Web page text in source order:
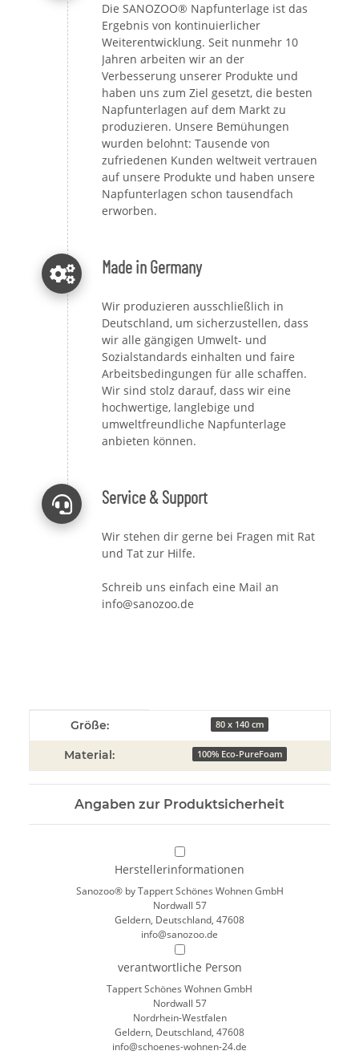
Die SANOZOO® Napfunterlage ist das
Ergebnis von kontinuierlicher
Weiterentwicklung. Seit nunmehr 10
Jahren arbeiten wir an der
Verbesserung unserer Produkte und
haben uns zum Ziel gesetzt, die besten
Napfunterlagen auf dem Markt zu
produzieren. Unsere Bemühungen
wurden belohnt: Tausende von
zufriedenen Kunden weltweit vertrauen
auf unsere Produkte und haben unsere
Napfunterlagen schon tausendfach
erworben.
Made in Germany
Wir produzieren ausschließlich in
Deutschland, um sicherzustellen, dass
wir alle gängigen Umwelt- und
Sozialstandards einhalten und faire
Arbeitsbedingungen für alle schaffen.
Wir sind stolz darauf, dass wir eine
hochwertige, langlebige und
umweltfreundliche Napfunterlage
anbieten können.
Service & Support
Wir stehen dir gerne bei Fragen mit Rat
und Tat zur Hilfe.
Schreib uns einfach eine Mail an
info@sanozoo.de
Produkteigenschaft
Größe: 80 x 140 cm
Material: 100% Eco-PureFoam
Angaben zur Produktsicherheit
Herstellerinformationen
Sanozoo® by Tappert Schönes Wohnen GmbH
Nordwall 57
Geldern, Deutschland, 47608
info@sanozoo.de
verantwortliche Person
Tappert Schönes Wohnen GmbH
Nordwall 57
Nordrhein-Westfalen
Geldern, Deutschland, 47608
info@schoenes-wohnen-24.de